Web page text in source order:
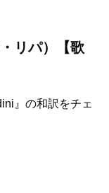
リパ）【歌
』の和訳をチェ